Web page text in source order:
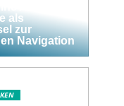
Axiom
als
zur
Navigation